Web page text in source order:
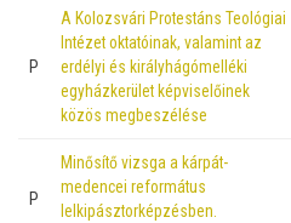
P
A Kolozsvári Protestáns Teológiai
Intézet oktatóinak, valamint az
erdélyi és királyhágómelléki
egyházkerület képviselőinek
közös megbeszélése
P
Minősítő vizsga a kárpát-
medencei református
lelkipásztorképzésben.